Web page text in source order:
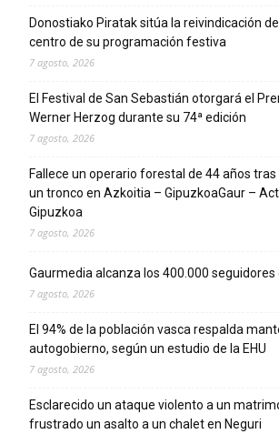
Donostiako Piratak sitúa la reivindicación
centro de su programación festiva
7 agosto, 2026
El Festival de San Sebastián otorgará el
Werner Herzog durante su 74ª edición
7 agosto, 2026
Fallece un operario forestal de 44 años
un tronco en Azkoitia – GipuzkoaGaur –
Gipuzkoa
7 agosto, 2026
Gaurmedia alcanza los 400.000 seguidores
7 agosto, 2026
El 94% de la población vasca respalda
autogobierno, según un estudio de la EHU
7 agosto, 2026
Esclarecido un ataque violento a un
frustrado un asalto a un chalet en Neguri